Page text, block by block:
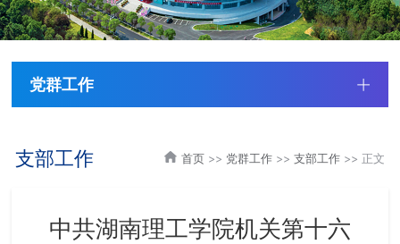
党群工作
支部工作 首页>> 党群工作>> 支部工作>> 正文
中共湖南理工学院机关第十六